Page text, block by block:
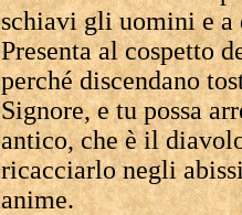
schiavi gli uomini e a
Presenta al cospetto
perché discendano
Signore, e tu possa
antico, che è il
ricacciarlo negli
anime.